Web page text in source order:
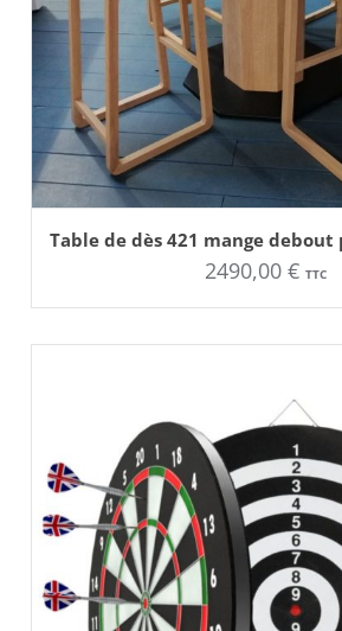
Table de dès 421 mange
2490,00 € TTC